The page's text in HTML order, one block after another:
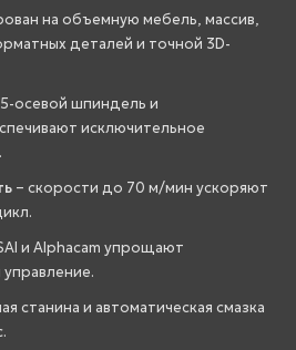
на объемную мебель, массив,
деталей и точной 3D-
осевой шпиндель и
исключительное
– скорости до 70 м/мин ускоряют
и Alphacam упрощают
станина и автоматическая смазка